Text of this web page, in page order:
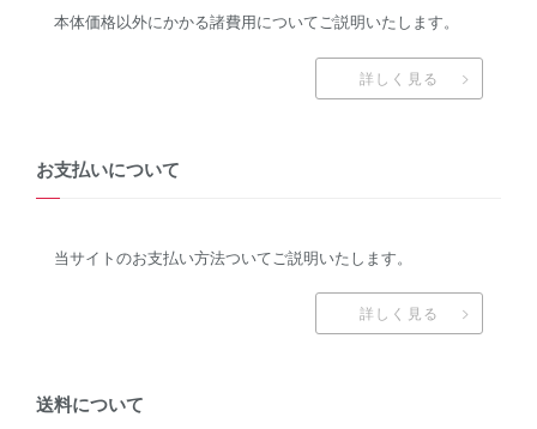
本体価格以外にかかる諸費用についてご説明いたします。
詳しく見る
お支払いについて
当サイトのお支払い方法ついてご説明いたします。
詳しく見る
送料について